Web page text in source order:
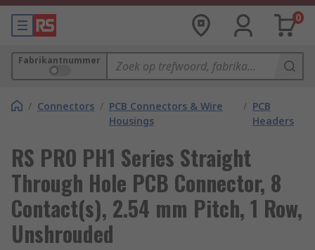
0
Fabrikantnummer
/ Connectors / PCB Connectors & Wire
Housings
/ PCB
Headers
RS PRO PH1 Series Straight
Through Hole PCB Connector, 8
Contact(s), 2.54 mm Pitch, 1 Row,
Unshrouded